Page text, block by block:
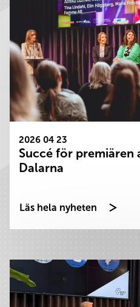
2026 04 23
Succé för premiären
Dalarna
Läs hela nyheten